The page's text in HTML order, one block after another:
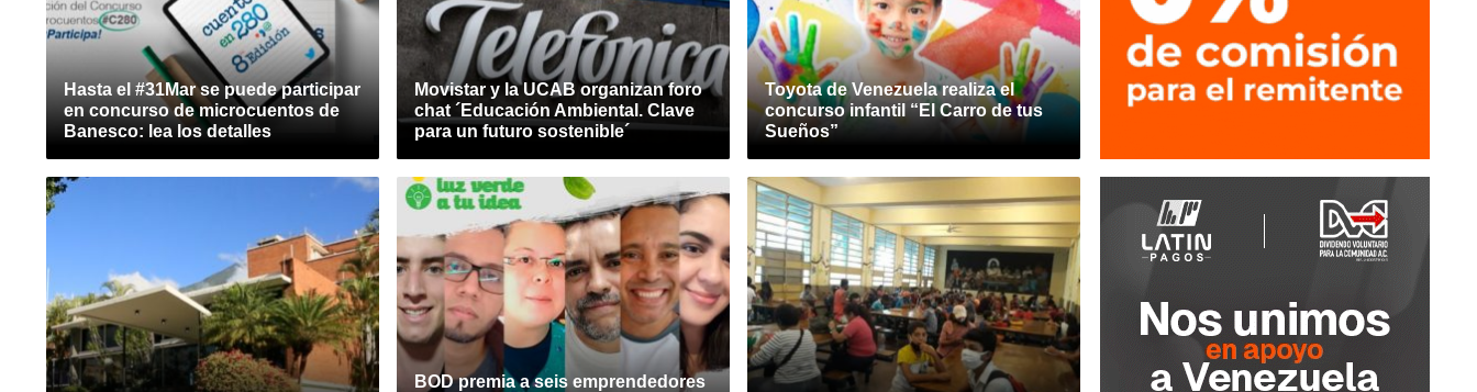
Hasta el #31Mar se puede participar
en concurso de microcuentos de
Banesco: lea los detalles
Movistar y la UCAB organizan foro
chat ´Educación Ambiental. Clave
para un futuro sostenible´
Toyota de Venezuela realiza el
concurso infantil “El Carro de tus
Sueños”
BOD premia a seis emprendedores